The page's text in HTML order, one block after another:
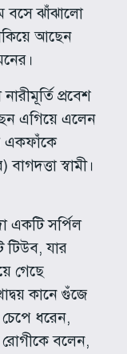
বসে ঝাঁঝালো
আছেন
প্রবেশ
এগিয়ে এলেন
একফাঁকে
স্বামী।
একটি সর্পিল
টিউব, যার
গেছে
কানে গুঁজে
ধরেন,
রোগীকে বলেন,